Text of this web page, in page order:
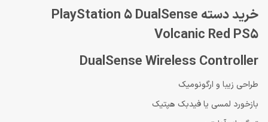
خرید دسته PlayStation 5 DualSense
Volcanic Red PS5
DualSense Wireless Controller
طراحی زیبا و ارگونومیک
بازخورد لمسی یا فیدبک هپتیک